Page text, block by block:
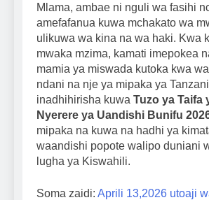
Mlama, ambae ni nguli wa fasihi
amefafanua kuwa mchakato wa
ulikuwa wa kina na wa haki. Kwa
mwaka mzima, kamati imepokea
mamia ya miswada kutoka kwa
ndani na nje ya mipaka ya
inadhihirisha kuwa Tuzo ya Taifa
Nyerere ya Uandishi Bunifu
mipaka na kuwa na hadhi ya
waandishi popote walipo duniani
lugha ya Kiswahili.
Soma zaidi: Aprili 13,2026 utoaji